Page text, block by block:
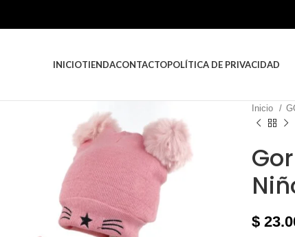
INICIOTIENDACONTACTOPOLÍTICA DE PRIVACIDAD
Inicio
$